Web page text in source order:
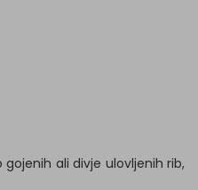
ali divje ulovljenih rib,